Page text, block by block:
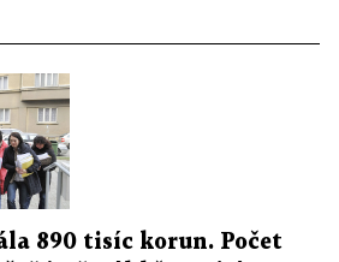
890 tisíc korun. Počet